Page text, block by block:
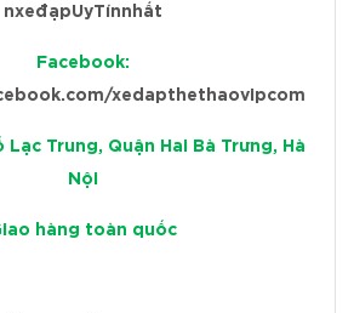
nxeđạpUyTínnhất
Facebook:
xedapthethaovipcom
Lạc Trung, Quận Hai Bà Trưng, Hà
Nội
hàng toàn quốc